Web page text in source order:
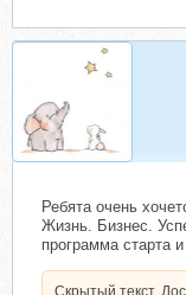
Ребята очень
Жизнь. Бизнес.
программа старта
Скрытый текст.